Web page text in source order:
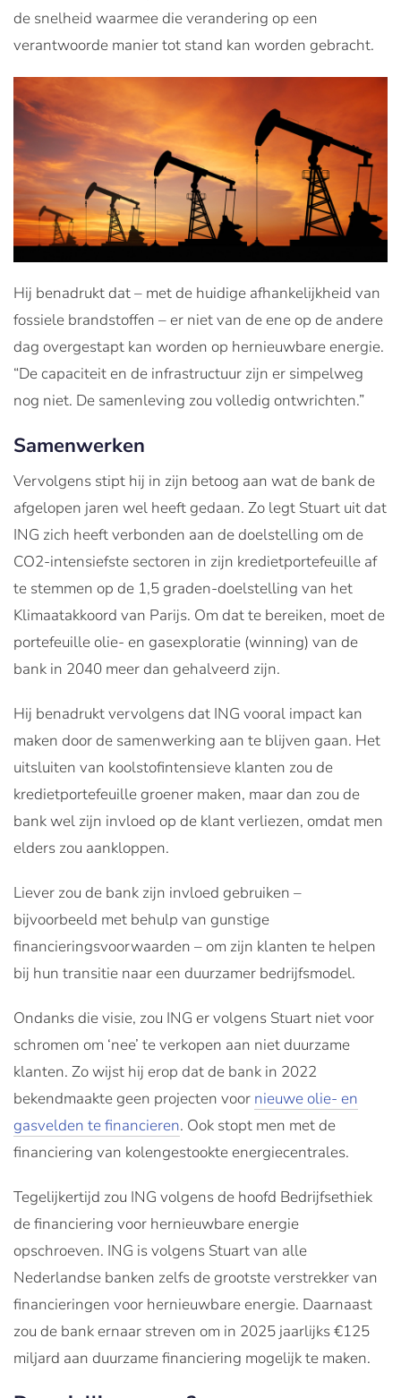
de snelheid waarmee die verandering op een
verantwoorde manier tot stand kan worden gebracht.
Hij benadrukt dat – met de huidige afhankelijkheid van
fossiele brandstoffen – er niet van de ene op de andere
dag overgestapt kan worden op hernieuwbare energie.
“De capaciteit en de infrastructuur zijn er simpelweg
nog niet. De samenleving zou volledig ontwrichten.”
Samenwerken
Vervolgens stipt hij in zijn betoog aan wat de bank de
afgelopen jaren wel heeft gedaan. Zo legt Stuart uit dat
ING zich heeft verbonden aan de doelstelling om de
CO2-intensiefste sectoren in zijn kredietportefeuille af
te stemmen op de 1,5 graden-doelstelling van het
Klimaatakkoord van Parijs. Om dat te bereiken, moet de
portefeuille olie- en gasexploratie (winning) van de
bank in 2040 meer dan gehalveerd zijn.
Hij benadrukt vervolgens dat ING vooral impact kan
maken door de samenwerking aan te blijven gaan. Het
uitsluiten van koolstofintensieve klanten zou de
kredietportefeuille groener maken, maar dan zou de
bank wel zijn invloed op de klant verliezen, omdat men
elders zou aankloppen.
Liever zou de bank zijn invloed gebruiken –
bijvoorbeeld met behulp van gunstige
financieringsvoorwaarden – om zijn klanten te helpen
bij hun transitie naar een duurzamer bedrijfsmodel.
Ondanks die visie, zou ING er volgens Stuart niet voor
schromen om ‘nee’ te verkopen aan niet duurzame
klanten. Zo wijst hij erop dat de bank in 2022
bekendmaakte geen projecten voor nieuwe olie- en
gasvelden te financieren. Ook stopt men met de
financiering van kolengestookte energiecentrales.
Tegelijkertijd zou ING volgens de hoofd Bedrijfsethiek
de financiering voor hernieuwbare energie
opschroeven. ING is volgens Stuart van alle
Nederlandse banken zelfs de grootste verstrekker van
financieringen voor hernieuwbare energie. Daarnaast
zou de bank ernaar streven om in 2025 jaarlijks €125
miljard aan duurzame financiering mogelijk te maken.